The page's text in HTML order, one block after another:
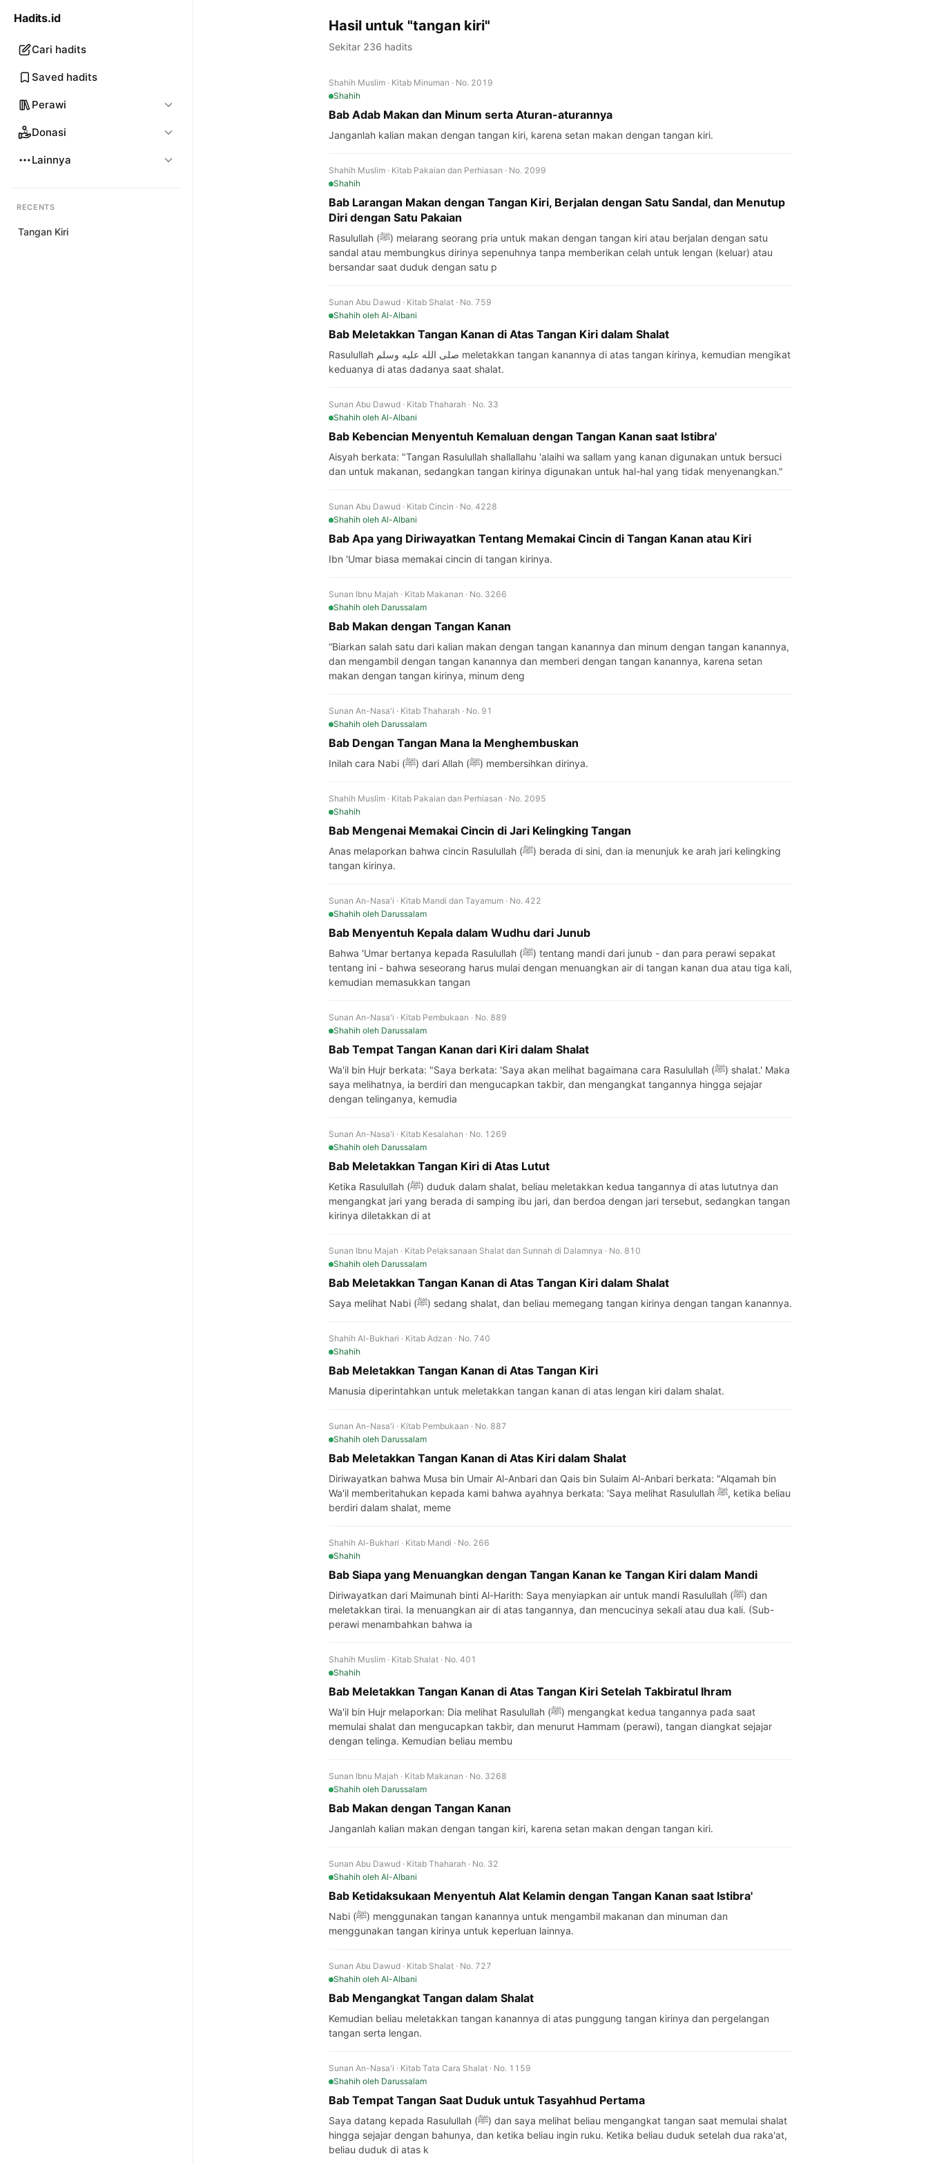
Hadits.id
Cari hadits
Saved hadits
Perawi
Donasi
Lainnya
RECENTS
Tangan Kiri
Hasil untuk "tangan kiri"
Sekitar 236 hadits
Shahih Muslim · Kitab Minuman · No. 2019
Shahih
Bab Adab Makan dan Minum serta Aturan-aturannya
Janganlah kalian makan dengan tangan kiri, karena setan makan dengan tangan kiri.
Shahih Muslim · Kitab Pakaian dan Perhiasan · No. 2099
Shahih
Bab Larangan Makan dengan Tangan Kiri, Berjalan dengan Satu Sandal, dan Menutup
Diri dengan Satu Pakaian
Rasulullah (ﷺ) melarang seorang pria untuk makan dengan tangan kiri atau berjalan dengan satu
sandal atau membungkus dirinya sepenuhnya tanpa memberikan celah untuk lengan (keluar) atau
bersandar saat duduk dengan satu p
Sunan Abu Dawud · Kitab Shalat · No. 759
Shahih oleh Al-Albani
Bab Meletakkan Tangan Kanan di Atas Tangan Kiri dalam Shalat
Rasulullah صلى الله عليه وسلم meletakkan tangan kanannya di atas tangan kirinya, kemudian mengikat
keduanya di atas dadanya saat shalat.
Sunan Abu Dawud · Kitab Thaharah · No. 33
Shahih oleh Al-Albani
Bab Kebencian Menyentuh Kemaluan dengan Tangan Kanan saat Istibra'
Aisyah berkata: "Tangan Rasulullah shallallahu 'alaihi wa sallam yang kanan digunakan untuk bersuci
dan untuk makanan, sedangkan tangan kirinya digunakan untuk hal-hal yang tidak menyenangkan."
Sunan Abu Dawud · Kitab Cincin · No. 4228
Shahih oleh Al-Albani
Bab Apa yang Diriwayatkan Tentang Memakai Cincin di Tangan Kanan atau Kiri
Ibn 'Umar biasa memakai cincin di tangan kirinya.
Sunan Ibnu Majah · Kitab Makanan · No. 3266
Shahih oleh Darussalam
Bab Makan dengan Tangan Kanan
“Biarkan salah satu dari kalian makan dengan tangan kanannya dan minum dengan tangan kanannya,
dan mengambil dengan tangan kanannya dan memberi dengan tangan kanannya, karena setan
makan dengan tangan kirinya, minum deng
Sunan An-Nasa'i · Kitab Thaharah · No. 91
Shahih oleh Darussalam
Bab Dengan Tangan Mana Ia Menghembuskan
Inilah cara Nabi (ﷺ) dari Allah (ﷺ) membersihkan dirinya.
Shahih Muslim · Kitab Pakaian dan Perhiasan · No. 2095
Shahih
Bab Mengenai Memakai Cincin di Jari Kelingking Tangan
Anas melaporkan bahwa cincin Rasulullah (ﷺ) berada di sini, dan ia menunjuk ke arah jari kelingking
tangan kirinya.
Sunan An-Nasa'i · Kitab Mandi dan Tayamum · No. 422
Shahih oleh Darussalam
Bab Menyentuh Kepala dalam Wudhu dari Junub
Bahwa 'Umar bertanya kepada Rasulullah (ﷺ) tentang mandi dari junub - dan para perawi sepakat
tentang ini - bahwa seseorang harus mulai dengan menuangkan air di tangan kanan dua atau tiga kali,
kemudian memasukkan tangan
Sunan An-Nasa'i · Kitab Pembukaan · No. 889
Shahih oleh Darussalam
Bab Tempat Tangan Kanan dari Kiri dalam Shalat
Wa'il bin Hujr berkata: "Saya berkata: 'Saya akan melihat bagaimana cara Rasulullah (ﷺ) shalat.' Maka
saya melihatnya, ia berdiri dan mengucapkan takbir, dan mengangkat tangannya hingga sejajar
dengan telinganya, kemudia
Sunan An-Nasa'i · Kitab Kesalahan · No. 1269
Shahih oleh Darussalam
Bab Meletakkan Tangan Kiri di Atas Lutut
Ketika Rasulullah (ﷺ) duduk dalam shalat, beliau meletakkan kedua tangannya di atas lututnya dan
mengangkat jari yang berada di samping ibu jari, dan berdoa dengan jari tersebut, sedangkan tangan
kirinya diletakkan di at
Sunan Ibnu Majah · Kitab Pelaksanaan Shalat dan Sunnah di Dalamnya · No. 810
Shahih oleh Darussalam
Bab Meletakkan Tangan Kanan di Atas Tangan Kiri dalam Shalat
Saya melihat Nabi (ﷺ) sedang shalat, dan beliau memegang tangan kirinya dengan tangan kanannya.
Shahih Al-Bukhari · Kitab Adzan · No. 740
Shahih
Bab Meletakkan Tangan Kanan di Atas Tangan Kiri
Manusia diperintahkan untuk meletakkan tangan kanan di atas lengan kiri dalam shalat.
Sunan An-Nasa'i · Kitab Pembukaan · No. 887
Shahih oleh Darussalam
Bab Meletakkan Tangan Kanan di Atas Kiri dalam Shalat
Diriwayatkan bahwa Musa bin Umair Al-Anbari dan Qais bin Sulaim Al-Anbari berkata: "Alqamah bin
Wa'il memberitahukan kepada kami bahwa ayahnya berkata: 'Saya melihat Rasulullah ﷺ, ketika beliau
berdiri dalam shalat, meme
Shahih Al-Bukhari · Kitab Mandi · No. 266
Shahih
Bab Siapa yang Menuangkan dengan Tangan Kanan ke Tangan Kiri dalam Mandi
Diriwayatkan dari Maimunah binti Al-Harith: Saya menyiapkan air untuk mandi Rasulullah (ﷺ) dan
meletakkan tirai. Ia menuangkan air di atas tangannya, dan mencucinya sekali atau dua kali. (Sub-
perawi menambahkan bahwa ia
Shahih Muslim · Kitab Shalat · No. 401
Shahih
Bab Meletakkan Tangan Kanan di Atas Tangan Kiri Setelah Takbiratul Ihram
Wa'il bin Hujr melaporkan: Dia melihat Rasulullah (ﷺ) mengangkat kedua tangannya pada saat
memulai shalat dan mengucapkan takbir, dan menurut Hammam (perawi), tangan diangkat sejajar
dengan telinga. Kemudian beliau membu
Sunan Ibnu Majah · Kitab Makanan · No. 3268
Shahih oleh Darussalam
Bab Makan dengan Tangan Kanan
Janganlah kalian makan dengan tangan kiri, karena setan makan dengan tangan kiri.
Sunan Abu Dawud · Kitab Thaharah · No. 32
Shahih oleh Al-Albani
Bab Ketidaksukaan Menyentuh Alat Kelamin dengan Tangan Kanan saat Istibra'
Nabi (ﷺ) menggunakan tangan kanannya untuk mengambil makanan dan minuman dan
menggunakan tangan kirinya untuk keperluan lainnya.
Sunan Abu Dawud · Kitab Shalat · No. 727
Shahih oleh Al-Albani
Bab Mengangkat Tangan dalam Shalat
Kemudian beliau meletakkan tangan kanannya di atas punggung tangan kirinya dan pergelangan
tangan serta lengan.
Sunan An-Nasa'i · Kitab Tata Cara Shalat · No. 1159
Shahih oleh Darussalam
Bab Tempat Tangan Saat Duduk untuk Tasyahhud Pertama
Saya datang kepada Rasulullah (ﷺ) dan saya melihat beliau mengangkat tangan saat memulai shalat
hingga sejajar dengan bahunya, dan ketika beliau ingin ruku. Ketika beliau duduk setelah dua raka'at,
beliau duduk di atas k